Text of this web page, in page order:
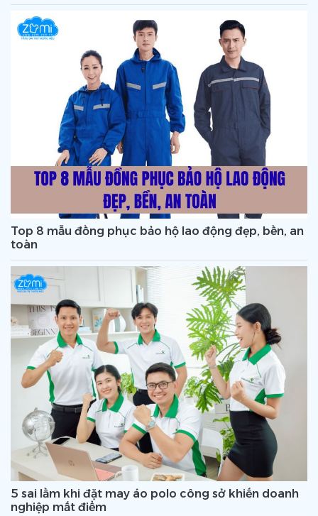
Top 8 mẫu đồng phục bảo hộ lao động đẹp, bền, an
toàn
5 sai lầm khi đặt may áo polo công sở khiến doanh
nghiệp mất điểm